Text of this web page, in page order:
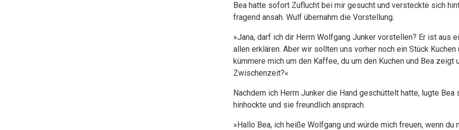
Bea hatte sofort Zuflucht bei mir gesucht und versteckte sich
fragend ansah. Wulf übernahm die Vorstellung.
»Jana, darf ich dir Herrn Wolfgang Junker vorstellen? Er ist aus
allen erklären. Aber wir sollten uns vorher noch ein Stück
kümmere mich um den Kaffee, du um den Kuchen und Bea
Zwischenzeit?«
Nachdem ich Herrn Junker die Hand geschüttelt hatte, lugte
hinhockte und sie freundlich ansprach.
»Hallo Bea, ich heiße Wolfgang und würde mich freuen, wenn